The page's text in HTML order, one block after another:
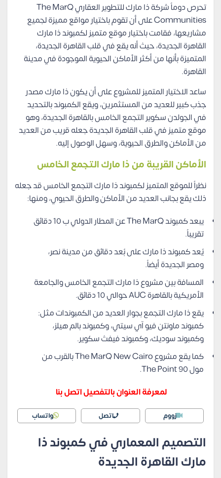
تحرص دوماً شركة ذا مارك للتطوير العقاري The MarQ
Communities على أن تقوم باختيار مواقع مميزة لجميع
مشاريعها، فقامت باختيار موقع متميز لكمبوند ذا مارك
القاهرة الجديدة، حيث أنه يقع في قلب القاهرة الجديدة،
المتميزة بأنها من أكثر الأماكن الحيوية الموجودة في مدينة
القاهرة.
ساعد الاختيار المتميز للمشروع على أن يكون ذا مارك مصدر
جذب كبير للعديد من المستثمرين، ويقع الكمبوند بالتحديد
في الجولدن سكوير التجمع الخامس بالقاهرة الجديدة، وهو
موقع متميز في قلب القاهرة الجديدة جعله قريب من العديد
من الأماكن والطرق الحيوية، وسهل الوصول إليه.
الأماكن القريبة من ذا مارك التجمع الخامس
نظراً للموقع المتميز لكمبوند ذا مارك التجمع الخامس قد جعله
ذلك يقع بجانب العديد من الأماكن والطرق الحيوي، ومنها:
يبعد كمبوند The MarQ عن المطار الدولي ب 10 دقائق
تقريباً.
يُعد كمبوند ذا مارك على بُعد دقائق من مدينة نصر،
ومصر الجديدة أيضاً.
المسافة بين مشروع ذا مارك التجمع الخامس والجامعة
الأمريكية بالقاهرة AUC حوالي 10 دقائق.
يقع ذا مارك التجمع بجوار العديد من الكمبوندات مثل:
كمبوند ماونتن فيو آي سيتي، وكمبوند بالم هيلز،
وكمبوند سوديك، وكمبوند فيفث سكوير.
كما يقع مشروع The MarQ New Cairo بالقرب من
مول The Point 90.
لمعرفة العنوان بالتفصيل اتصل بنا
زووم اتصل واتساب
التصميم المعماري في كمبوند ذا
مارك القاهرة الجديدة